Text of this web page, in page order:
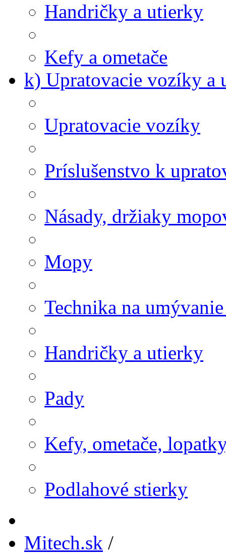
Handričky a utierky
Kefy a ometače
k) Upratovacie vozíky a
Upratovacie vozíky
Príslušenstvo k
Násady, držiaky
Mopy
Technika na
Handričky a utierky
Pady
Kefy, ometače,
Podlahové stierky
Mitech.sk /